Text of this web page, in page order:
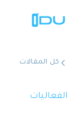
الحلول
كل المقالات
الفعاليات